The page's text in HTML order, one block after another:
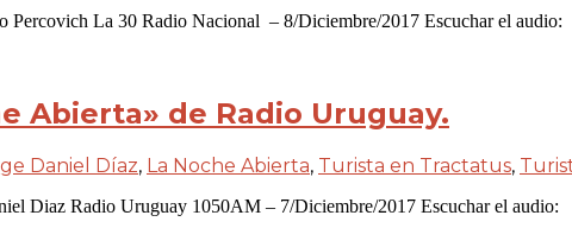
La 30 Radio Nacional – 8/Diciembre/2017 Escuchar el audio:
Abierta» de Radio Uruguay.
Daniel Díaz, La Noche Abierta, Turista en Tractatus,
Diaz Radio Uruguay 1050AM – 7/Diciembre/2017 Escuchar el audio: